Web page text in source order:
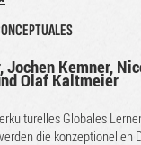
Jochen Kemner,
Olaf Kaltmeier
Globales
die konzeptionellen